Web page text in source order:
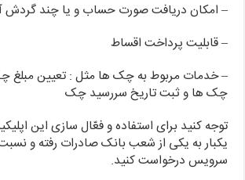
– امکان دریافت صورت حساب و یا چند
– قابلیت پرداخت اقساط
– خدمات مربوط به چک ها مثل : تعیین مبلغ
چک ها و ثبت تاریخ سررسید چک
توجه کنید برای استفاده و فعّال سازی این
یکبار به یکی از شعب بانک صادرات رفته و نسبت
سرویس درخواست کنید.